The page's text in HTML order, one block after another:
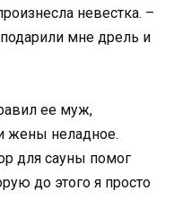
невестка. –
мне дрель и
ее муж,
жены неладное.
для сауны помог
до этого я просто